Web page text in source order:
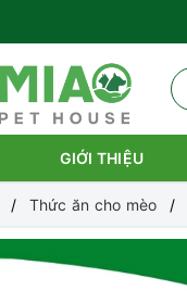
GIỚI THIỆU
Thức ăn cho mèo